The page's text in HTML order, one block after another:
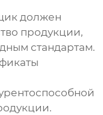
должен
продукции,
стандартам.